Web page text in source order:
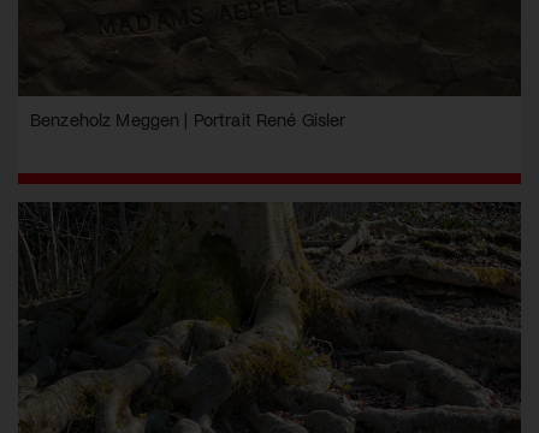
Benzeholz Meggen | Portrait René Gisler